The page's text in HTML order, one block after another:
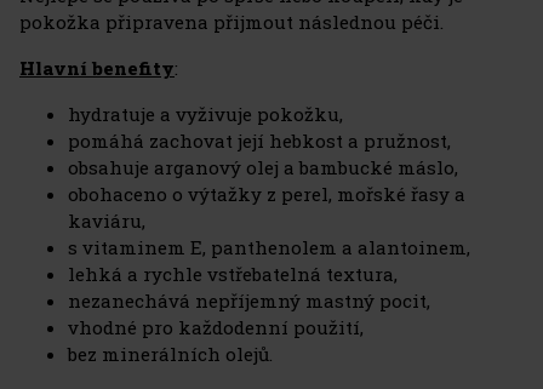
pokožka připravena přijmout následnou péči.
Hlavní benefity:
hydratuje a vyživuje pokožku,
pomáhá zachovat její hebkost a pružnost,
obsahuje arganový olej a bambucké máslo,
obohaceno o výtažky z perel, mořské řasy a
kaviáru,
s vitaminem E, panthenolem a alantoinem,
lehká a rychle vstřebatelná textura,
nezanechává nepříjemný mastný pocit,
vhodné pro každodenní použití,
bez minerálních olejů.